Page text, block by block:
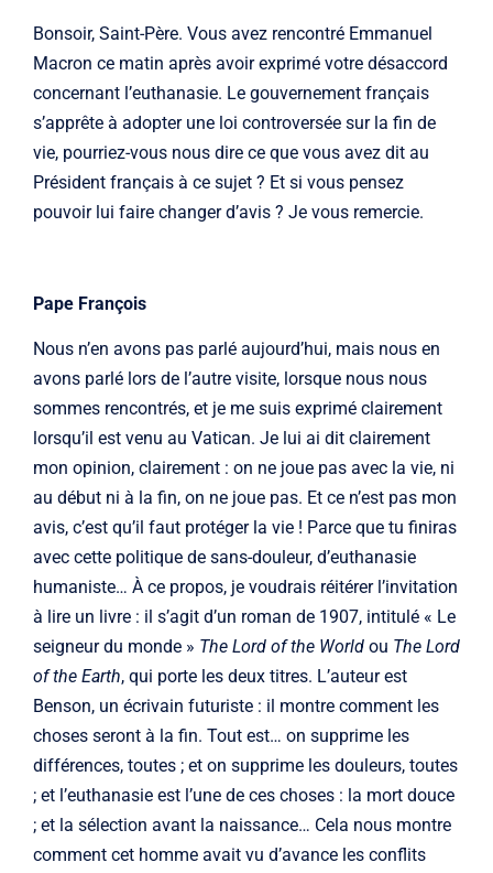
Bonsoir, Saint-Père. Vous avez rencontré Emmanuel
Macron ce matin après avoir exprimé votre désaccord
concernant l’euthanasie. Le gouvernement français
s’apprête à adopter une loi controversée sur la fin de
vie, pourriez-vous nous dire ce que vous avez dit au
Président français à ce sujet ? Et si vous pensez
pouvoir lui faire changer d’avis ? Je vous remercie.
Pape François
Nous n’en avons pas parlé aujourd’hui, mais nous en
avons parlé lors de l’autre visite, lorsque nous nous
sommes rencontrés, et je me suis exprimé clairement
lorsqu’il est venu au Vatican. Je lui ai dit clairement
mon opinion, clairement : on ne joue pas avec la vie, ni
au début ni à la fin, on ne joue pas. Et ce n’est pas mon
avis, c’est qu’il faut protéger la vie ! Parce que tu finiras
avec cette politique de sans-douleur, d’euthanasie
humaniste… À ce propos, je voudrais réitérer l’invitation
à lire un livre : il s’agit d’un roman de 1907, intitulé « Le
seigneur du monde » The Lord of the World ou The Lord
of the Earth, qui porte les deux titres. L’auteur est
Benson, un écrivain futuriste : il montre comment les
choses seront à la fin. Tout est… on supprime les
différences, toutes ; et on supprime les douleurs, toutes
; et l’euthanasie est l’une de ces choses : la mort douce
; et la sélection avant la naissance… Cela nous montre
comment cet homme avait vu d’avance les conflits